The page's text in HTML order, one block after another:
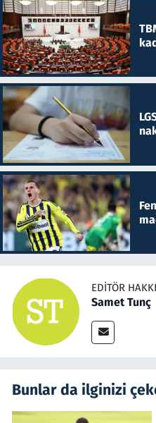
EDITÖR
Samet Tunç
Bunlar da ilginizi